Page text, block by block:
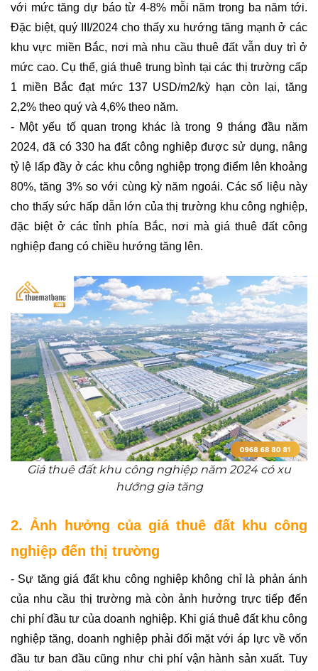
với mức tăng dự báo từ 4-8% mỗi năm trong ba năm tới.
Đặc biệt, quý III/2024 cho thấy xu hướng tăng mạnh ở các
khu vực miền Bắc, nơi mà nhu cầu thuê đất vẫn duy trì ở
mức cao. Cụ thể, giá thuê trung bình tại các thị trường cấp
1 miền Bắc đạt mức 137 USD/m2/kỳ hạn còn lại, tăng
2,2% theo quý và 4,6% theo năm.
- Một yếu tố quan trọng khác là trong 9 tháng đầu năm
2024, đã có 330 ha đất công nghiệp được sử dụng, nâng
tỷ lệ lấp đầy ở các khu công nghiệp trọng điểm lên khoảng
80%, tăng 3% so với cùng kỳ năm ngoái. Các số liệu này
cho thấy sức hấp dẫn lớn của thị trường khu công nghiệp,
đặc biệt ở các tỉnh phía Bắc, nơi mà giá thuê đất công
nghiệp đang có chiều hướng tăng lên.
Giá thuê đất khu công nghiệp năm 2024 có xu
hướng gia tăng
2. Ảnh hưởng của giá thuê đất khu công
nghiệp đến thị trường
- Sự tăng giá đất khu công nghiệp không chỉ là phản ánh
của nhu cầu thị trường mà còn ảnh hưởng trực tiếp đến
chi phí đầu tư của doanh nghiệp. Khi giá thuê đất khu công
nghiệp tăng, doanh nghiệp phải đối mặt với áp lực về vốn
đầu tư ban đầu cũng như chi phí vận hành sản xuất. Tuy